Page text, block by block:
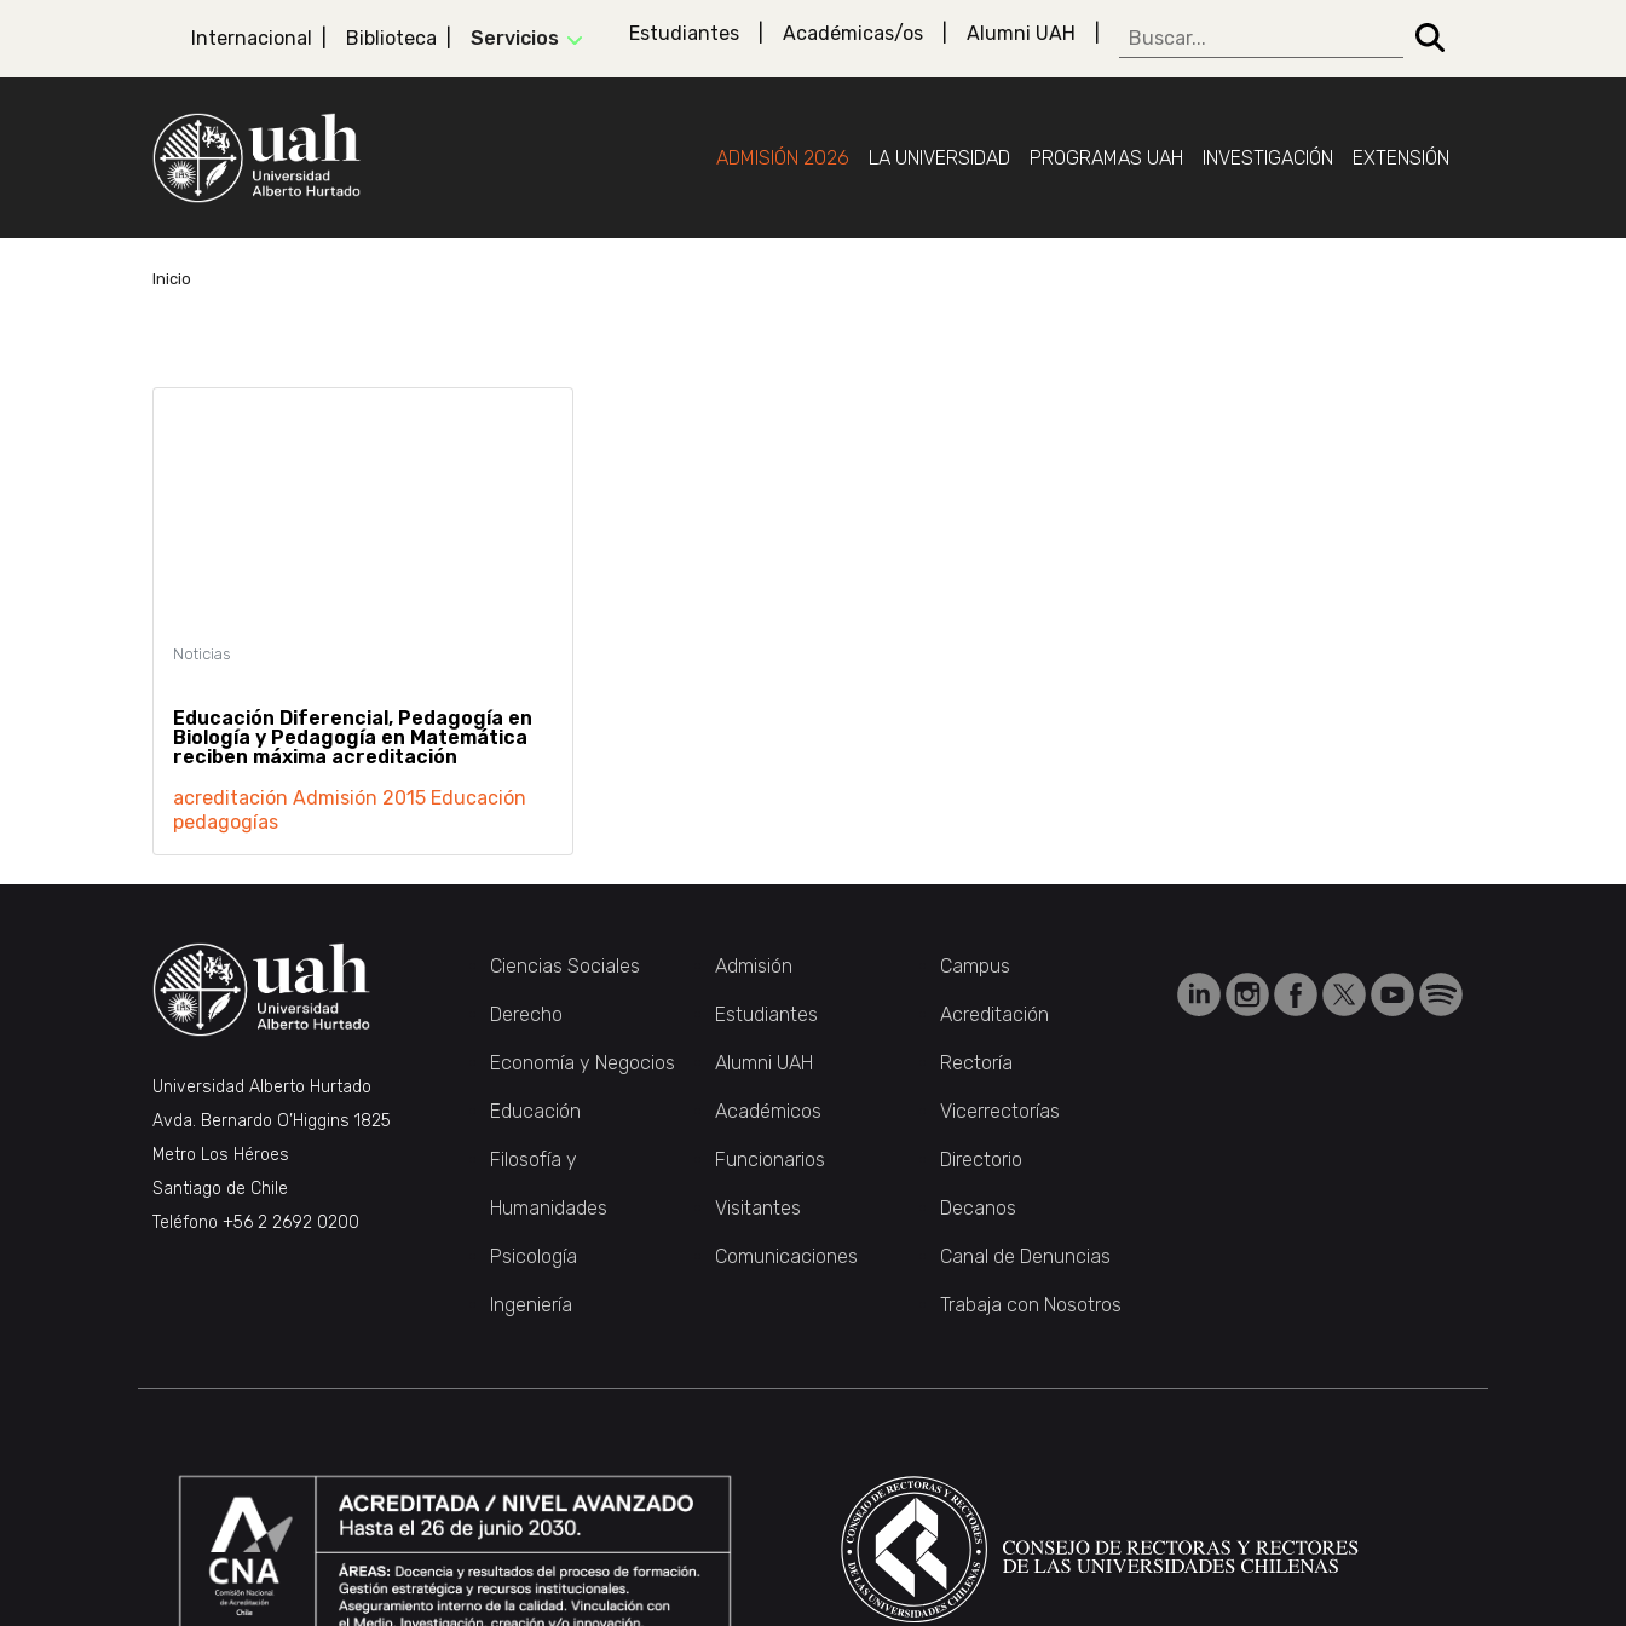
Internacional Biblioteca Servicios Estudiantes Académicas/os Alumni UAH
ADMISIÓN 2026 LA UNIVERSIDAD PROGRAMAS UAH INVESTIGACIÓN EXTENSIÓN
Inicio
Educación Diferencial, Pedagogía en
Biología y Pedagogía en Matemática
reciben máxima acreditación
acreditación Admisión 2015 Educación
pedagogías
Universidad Alberto Hurtado
Avda. Bernardo O’Higgins 1825
Metro Los Héroes
Santiago de Chile
Teléfono +56 2 2692 0200
Ciencias Sociales
Derecho
Economía y Negocios
Educación
Filosofía y
Humanidades
Psicología
Ingeniería
Admisión
Estudiantes
Alumni UAH
Académicos
Funcionarios
Visitantes
Comunicaciones
Campus
Acreditación
Rectoría
Vicerrectorías
Directorio
Decanos
Canal de Denuncias
Trabaja con Nosotros